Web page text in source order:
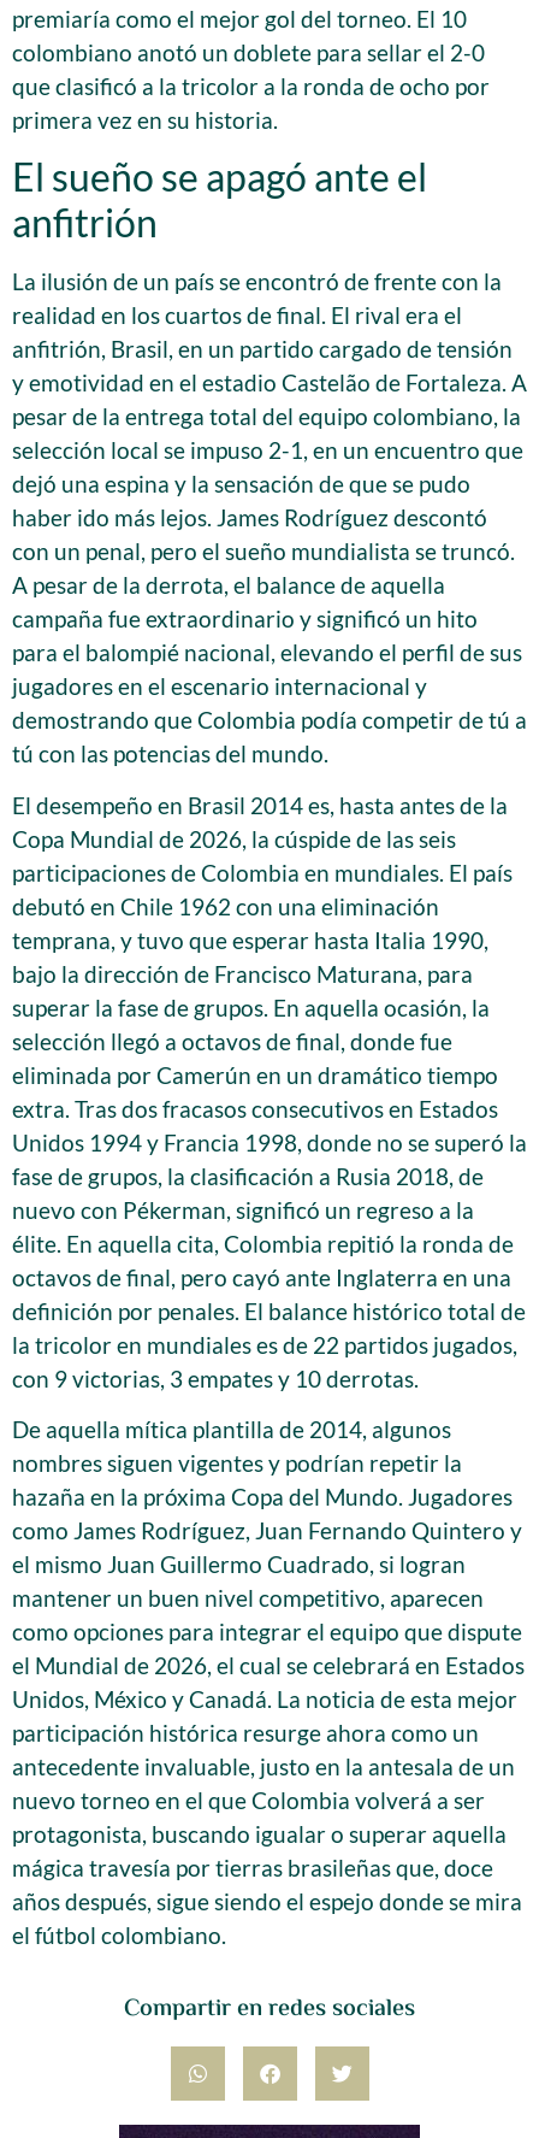
Compartir en redes sociales
premiaría como el mejor gol del torneo. El 10
colombiano anotó un doblete para sellar el 2-0
que clasificó a la tricolor a la ronda de ocho por
primera vez en su historia.
El sueño se apagó ante el
anfitrión
La ilusión de un país se encontró de frente con la
realidad en los cuartos de final. El rival era el
anfitrión, Brasil, en un partido cargado de tensión
y emotividad en el estadio Castelão de Fortaleza. A
pesar de la entrega total del equipo colombiano, la
selección local se impuso 2-1, en un encuentro que
dejó una espina y la sensación de que se pudo
haber ido más lejos. James Rodríguez descontó
con un penal, pero el sueño mundialista se truncó.
A pesar de la derrota, el balance de aquella
campaña fue extraordinario y significó un hito
para el balompié nacional, elevando el perfil de sus
jugadores en el escenario internacional y
demostrando que Colombia podía competir de tú a
tú con las potencias del mundo.
El desempeño en Brasil 2014 es, hasta antes de la
Copa Mundial de 2026, la cúspide de las seis
participaciones de Colombia en mundiales. El país
debutó en Chile 1962 con una eliminación
temprana, y tuvo que esperar hasta Italia 1990,
bajo la dirección de Francisco Maturana, para
superar la fase de grupos. En aquella ocasión, la
selección llegó a octavos de final, donde fue
eliminada por Camerún en un dramático tiempo
extra. Tras dos fracasos consecutivos en Estados
Unidos 1994 y Francia 1998, donde no se superó la
fase de grupos, la clasificación a Rusia 2018, de
nuevo con Pékerman, significó un regreso a la
élite. En aquella cita, Colombia repitió la ronda de
octavos de final, pero cayó ante Inglaterra en una
definición por penales. El balance histórico total de
la tricolor en mundiales es de 22 partidos jugados,
con 9 victorias, 3 empates y 10 derrotas.
De aquella mítica plantilla de 2014, algunos
nombres siguen vigentes y podrían repetir la
hazaña en la próxima Copa del Mundo. Jugadores
como James Rodríguez, Juan Fernando Quintero y
el mismo Juan Guillermo Cuadrado, si logran
mantener un buen nivel competitivo, aparecen
como opciones para integrar el equipo que dispute
el Mundial de 2026, el cual se celebrará en Estados
Unidos, México y Canadá. La noticia de esta mejor
participación histórica resurge ahora como un
antecedente invaluable, justo en la antesala de un
nuevo torneo en el que Colombia volverá a ser
protagonista, buscando igualar o superar aquella
mágica travesía por tierras brasileñas que, doce
años después, sigue siendo el espejo donde se mira
el fútbol colombiano.